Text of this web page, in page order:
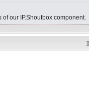
our IP.Shoutbox component.